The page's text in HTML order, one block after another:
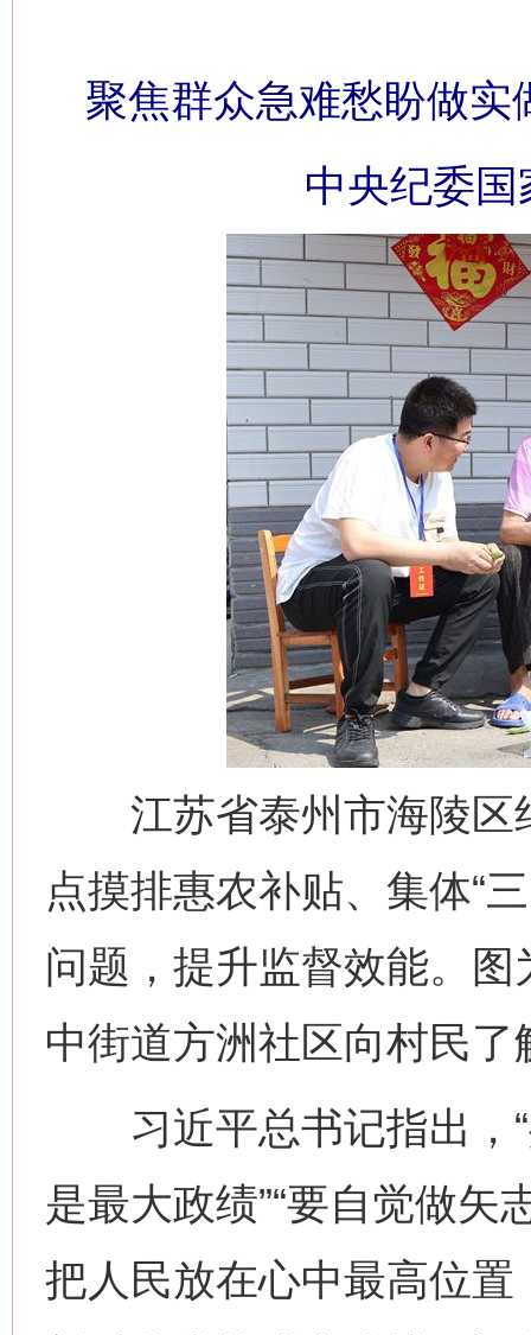
聚焦群众急难愁盼做
中央纪委
江苏省泰州市海陵区
点摸排惠农补贴、集体“
问题，提升监督效能。
中街道方洲社区向村民
习近平总书记指出，“
是最大政绩”“要自觉做
把人民放在心中最高位